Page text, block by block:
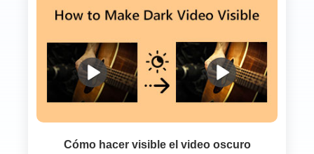
Cómo hacer visible el video oscuro